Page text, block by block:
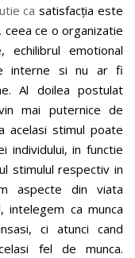
casatisfacția este
ce o organizatie
echilibrul emotional
interne si nu ar fi
Al doilea postulat
mai puternice de
acelasi stimul poate
individului, in functie
stimulul respectiv in
aspecte din viata
intelegem ca munca
ci atunci cand
fel de munca.